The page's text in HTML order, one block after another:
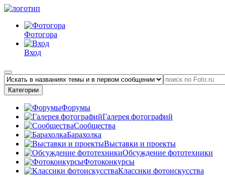
Фотогора
Вход
Категории
Форумы
Галерея фотографий
Сообщества
Барахолка
Выставки и проекты
Обсуждение фототехники
Фотоконкурсы
Классики фотоискусства